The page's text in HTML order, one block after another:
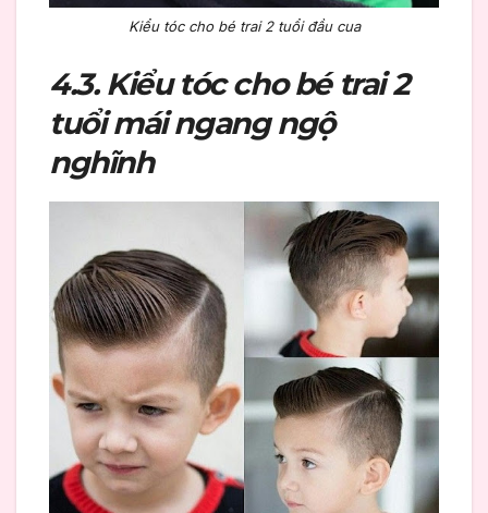
Kiểu tóc cho bé trai 2 tuổi đầu cua
4.3. Kiểu tóc cho bé trai 2
tuổi mái ngang ngộ
nghĩnh